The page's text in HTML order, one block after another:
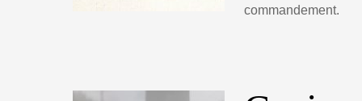
commandement.